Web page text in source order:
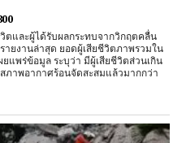
ตและผู้ได้รับผลกระทบจากวิกฤตคลื่น
ยแพร่ข้อมูล ระบุว่า มีผู้เสียชีวิตส่วนเกิน
ภาพอากาศร้อนจัดสะสมแล้วมากกว่า